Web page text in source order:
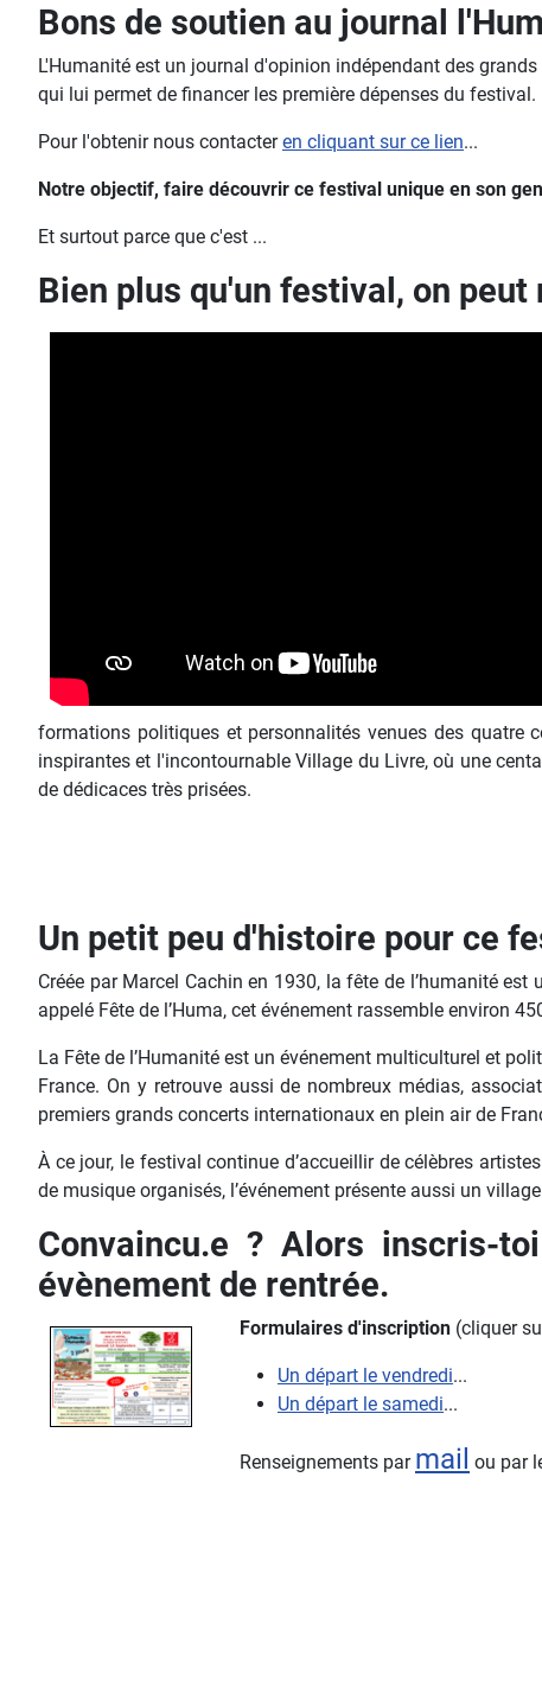
Bons de soutien au journal
L'Humanité est un journal d'opinion indépendant des
qui lui permet de financer les première dépenses du
Pour l'obtenir nous contacteren cliquant sur ce lien...
Notre objectif, faire découvrir ce festival unique en son
Et surtout parce que c'est ...
Bien plus qu'un festival, on
formations politiques et personnalités venues des quatre
inspirantes et l'incontournable Village du Livre, où une
de dédicaces très prisées.
Un petit peu d'histoire pour ce
Créée par Marcel Cachin en 1930, la fête de l’humanité
appelé Fête de l’Huma, cet événement rassemble environ
La Fête de l’Humanité est un événement multiculturel et
France. On y retrouve aussi de nombreux médias,
premiers grands concerts internationaux en plein air de
À ce jour, le festival continue d’accueillir de célèbres
de musique organisés, l’événement présente aussi un
Convaincu.e ? Alors inscris-
évènement de rentrée.
Formulaires d'inscription (cliquer
Un départ le vendredi...
Un départ le samedi...
Renseignements par mail ou par